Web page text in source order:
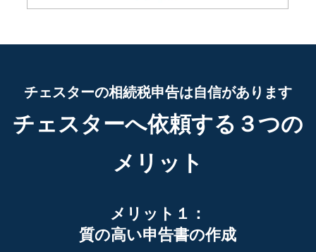
チェスターの相続税申告は自信があります
チェスターへ依頼する３つの
メリット
メリット１：
質の高い申告書の作成